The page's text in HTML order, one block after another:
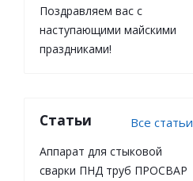
Поздравляем вас с
наступающими майскими
праздниками!
Статьи Все статьи
Аппарат для стыковой
сварки ПНД труб ПРОСВАР